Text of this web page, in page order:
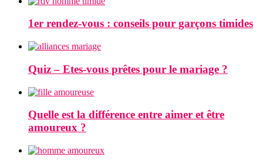
1er rendez-vous : conseils pour garçons timides
Quiz – Etes-vous prêtes pour le mariage ?
Quelle est la différence entre aimer et être
amoureux ?